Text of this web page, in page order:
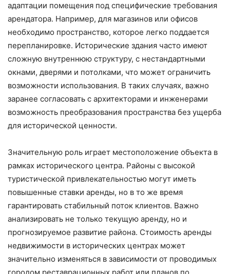
адаптации помещения под специфические требования
арендатора. Например, для магазинов или офисов
необходимо пространство, которое легко поддается
перепланировке. Исторические здания часто имеют
сложную внутреннюю структуру, с нестандартными
окнами, дверями и потолками, что может ограничить
возможности использования. В таких случаях, важно
заранее согласовать с архитекторами и инженерами
возможность преобразования пространства без ущерба
для исторической ценности.
Значительную роль играет местоположение объекта в
рамках исторического центра. Районы с высокой
туристической привлекательностью могут иметь
повышенные ставки аренды, но в то же время
гарантировать стабильный поток клиентов. Важно
анализировать не только текущую аренду, но и
прогнозируемое развитие района. Стоимость аренды
недвижимости в исторических центрах может
значительно изменяться в зависимости от проводимых